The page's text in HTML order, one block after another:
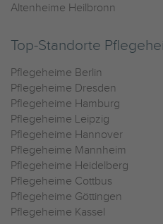
Altenheime Heilbronn
Top-Standorte
Pflegeheime Berlin
Pflegeheime Dresden
Pflegeheime Hamburg
Pflegeheime Leipzig
Pflegeheime Hannover
Pflegeheime Mannheim
Pflegeheime Heidelberg
Pflegeheime Cottbus
Pflegeheime Göttingen
Pflegeheime Kassel